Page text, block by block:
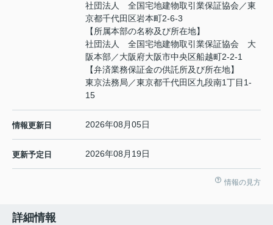
社団法人 全国宅地建物取引業保証協会／東
京都千代田区岩本町2-6-3
【所属本部の名称及び所在地】
社団法人 全国宅地建物取引業保証協会 大
阪本部／大阪府大阪市中央区船越町2-2-1
【弁済業務保証金の供託所及び所在地】
東京法務局／東京都千代田区九段南1丁目1-
15
情報更新日 2026年08月05日
更新予定日 2026年08月19日
情報の見方
詳細情報